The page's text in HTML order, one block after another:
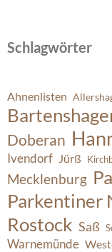
Schlagwörter
Ahnenlisten
Doberan
Ivendorf Jürß
Mecklenburg
Parkentiner
Rostock Saß
Warnemünde